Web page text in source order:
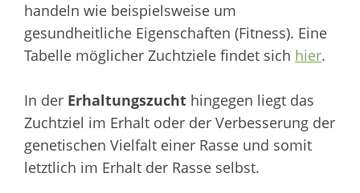
handeln wie beispielsweise um
gesundheitliche Eigenschaften (Fitness). Eine
Tabelle möglicher Zuchtziele findet sich hier.
In der Erhaltungszucht hingegen liegt das
Zuchtziel im Erhalt oder der Verbesserung der
genetischen Vielfalt einer Rasse und somit
letztlich im Erhalt der Rasse selbst.